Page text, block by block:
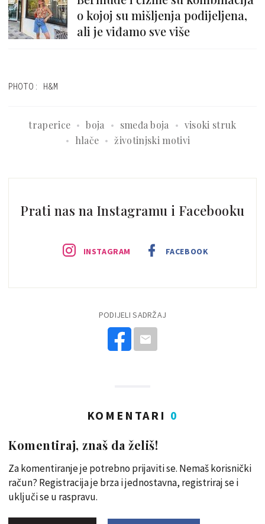
o kojoj su mišljenja podijeljena,
ali je viđamo sve više
PHOTO: H&M
traperice boja smeđa boja
visoki struk
hlače
životinjski motivi
Prati nas na Instagramu i Facebooku
INSTAGRAM FACEBOOK
PODIJELI SADRŽAJ
KOMENTARI 0
Komentiraj, znaš da želiš!
Za komentiranje je potrebno prijaviti se. Nemaš korisnički
račun? Registracija je brza i jednostavna, registriraj se i
uključi se u raspravu.